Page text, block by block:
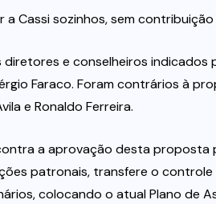
a Cassi sozinhos, sem
e conselheiros indicados
Faraco. Foram contrários à
e Ronaldo Ferreira.
a aprovação desta proposta
patronais, transfere o controle
colocando o atual Plano de